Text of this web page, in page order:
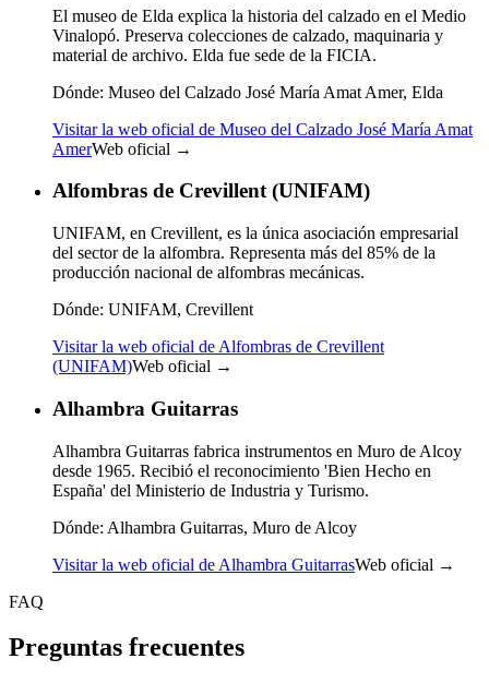
El museo de Elda explica la historia del calzado en el Medio
Vinalopó. Preserva colecciones de calzado, maquinaria y
material de archivo. Elda fue sede de la FICIA.
Dónde: Museo del Calzado José María Amat Amer, Elda
Visitar la web oficial de Museo del Calzado José María Amat
AmerWeb oficial →
Alfombras de Crevillent (UNIFAM)
UNIFAM, en Crevillent, es la única asociación empresarial
del sector de la alfombra. Representa más del 85% de la
producción nacional de alfombras mecánicas.
Dónde: UNIFAM, Crevillent
Visitar la web oficial de Alfombras de Crevillent
(UNIFAM)Web oficial →
Alhambra Guitarras
Alhambra Guitarras fabrica instrumentos en Muro de Alcoy
desde 1965. Recibió el reconocimiento 'Bien Hecho en
España' del Ministerio de Industria y Turismo.
Dónde: Alhambra Guitarras, Muro de Alcoy
Visitar la web oficial de Alhambra GuitarrasWeb oficial →
FAQ
Preguntas frecuentes